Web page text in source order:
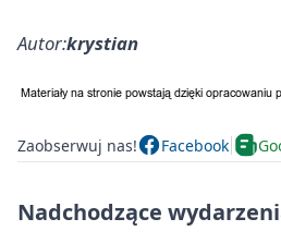
Autor:krystian
Zaobserwuj nas! Facebook
Nadchodzące